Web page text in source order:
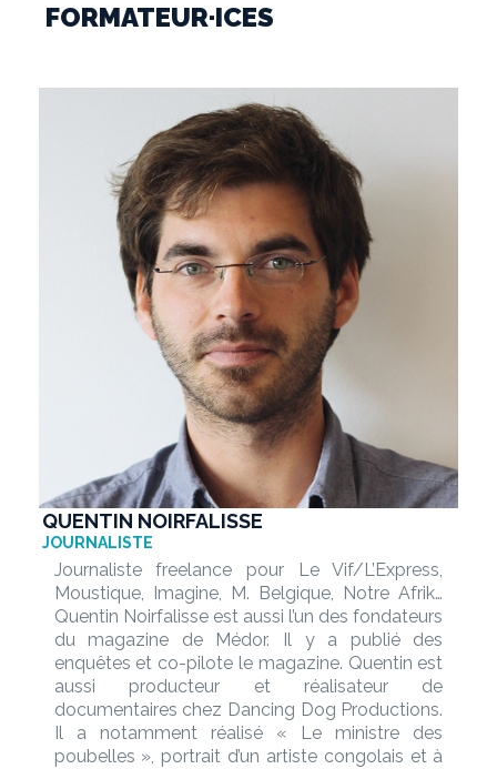
FORMATEUR·ICES
QUENTIN NOIRFALISSE
JOURNALISTE
Journaliste freelance pour Le Vif/L’Express,
Moustique, Imagine, M. Belgique, Notre Afrik…
Quentin Noirfalisse est aussi l’un des fondateurs
du magazine de Médor. Il y a publié des
enquêtes et co-pilote le magazine. Quentin est
aussi producteur et réalisateur de
documentaires chez Dancing Dog Productions.
Il a notamment réalisé « Le ministre des
poubelles », portrait d’un artiste congolais et à